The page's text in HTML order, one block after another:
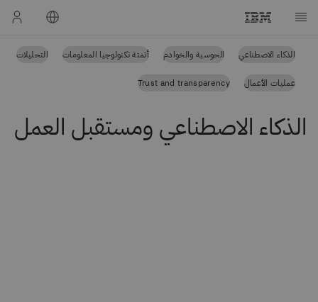
الذكاء الاصطناعي الحوسبة والخوادم أتمتة تكنولوجيا المعلومات التحليلات
عمليات الأعمال Trust and transparency
الذكاء الاصطناعي ومستقبل العمل